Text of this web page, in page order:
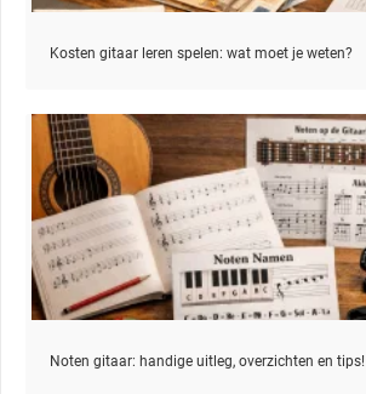
Kosten gitaar leren spelen: wat moet je weten?
Noten gitaar: handige uitleg, overzichten en tips!